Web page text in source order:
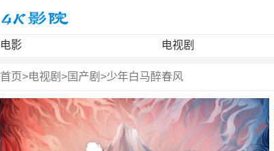
电影 电视剧
首页>电视剧 >国产剧 >少年白马醉春风